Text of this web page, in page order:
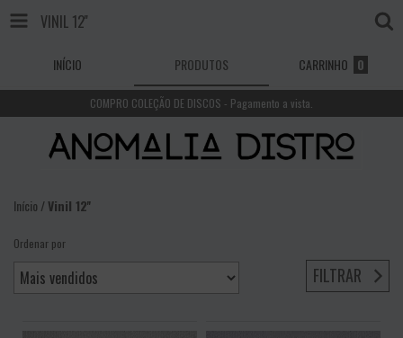
VINIL 12''
INÍCIO PRODUTOS CARRINHO 0
COMPRO COLEÇÃO DE DISCOS - Pagamento a vista.
Início /Vinil 12''
Ordenar por
FILTRAR